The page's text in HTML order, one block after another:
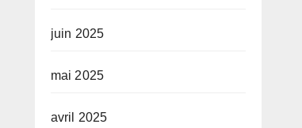
juin 2025
mai 2025
avril 2025